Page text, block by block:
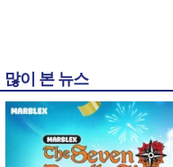
많이 본 뉴스